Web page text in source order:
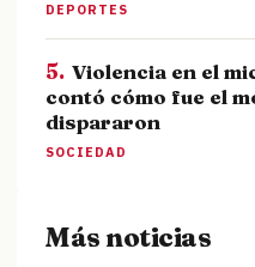
DEPORTES
5. Violencia en el
contó cómo fue el
dispararon
SOCIEDAD
Más noticias